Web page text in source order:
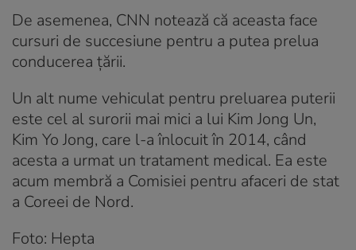
De asemenea, CNN notează că aceasta face
cursuri de succesiune pentru a putea prelua
conducerea țării.
Un alt nume vehiculat pentru preluarea puterii
este cel al surorii mai mici a lui Kim Jong Un,
Kim Yo Jong, care l-a înlocuit în 2014, când
acesta a urmat un tratament medical. Ea este
acum membră a Comisiei pentru afaceri de stat
a Coreei de Nord.
Foto: Hepta